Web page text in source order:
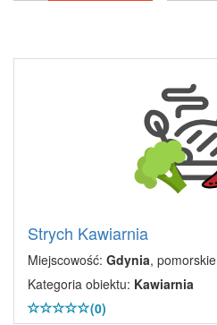
Strych Kawiarnia
Miejscowość: Gdynia, pomorskie
Kategoria obiektu: Kawiarnia
(0)